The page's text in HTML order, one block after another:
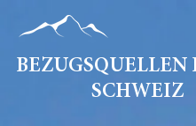
BEZUGSQUELLEN
SCHWEIZ